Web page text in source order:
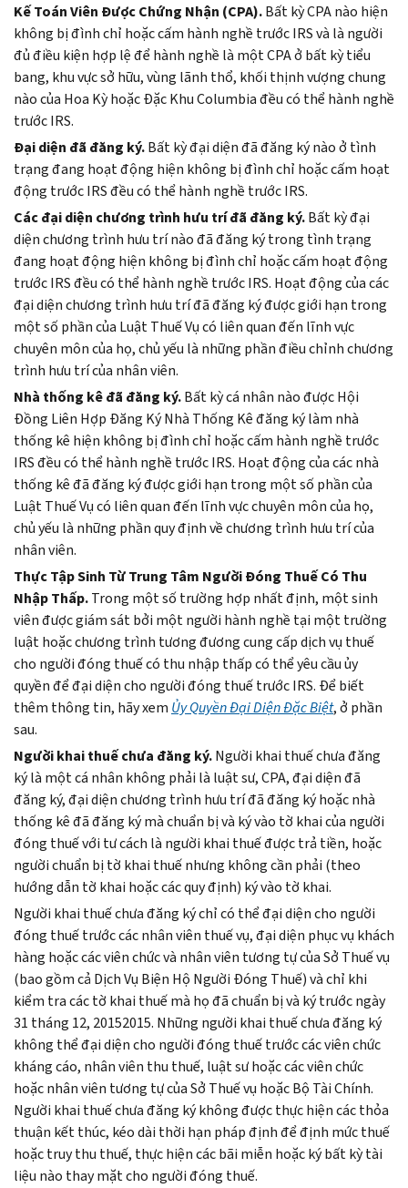
Kế Toán Viên Được Chứng Nhận (CPA).Bất kỳ CPA nào hiện
không bị đình chỉ hoặc cấm hành nghề trước IRS và là người
đủ điều kiện hợp lệ để hành nghề là một CPA ở bất kỳ tiểu
bang, khu vực sở hữu, vùng lãnh thổ, khối thịnh vượng chung
nào của Hoa Kỳ hoặc Đặc Khu Columbia đều có thể hành nghề
trước IRS.
Đại diện đã đăng ký.Bất kỳ đại diện đã đăng ký nào ở tình
trạng đang hoạt động hiện không bị đình chỉ hoặc cấm hoạt
động trước IRS đều có thể hành nghề trước IRS.
Các đại diện chương trình hưu trí đã đăng ký.Bất kỳ đại
diện chương trình hưu trí nào đã đăng ký trong tình trạng
đang hoạt động hiện không bị đình chỉ hoặc cấm hoạt động
trước IRS đều có thể hành nghề trước IRS. Hoạt động của các
đại diện chương trình hưu trí đã đăng ký được giới hạn trong
một số phần của Luật Thuế Vụ có liên quan đến lĩnh vực
chuyên môn của họ, chủ yếu là những phần điều chỉnh chương
trình hưu trí của nhân viên.
Nhà thống kê đã đăng ký.Bất kỳ cá nhân nào được Hội
Đồng Liên Hợp Đăng Ký Nhà Thống Kê đăng ký làm nhà
thống kê hiện không bị đình chỉ hoặc cấm hành nghề trước
IRS đều có thể hành nghề trước IRS. Hoạt động của các nhà
thống kê đã đăng ký được giới hạn trong một số phần của
Luật Thuế Vụ có liên quan đến lĩnh vực chuyên môn của họ,
chủ yếu là những phần quy định về chương trình hưu trí của
nhân viên.
Thực Tập Sinh Từ Trung Tâm Người Đóng Thuế Có Thu
Nhập Thấp.Trong một số trường hợp nhất định, một sinh
viên được giám sát bởi một người hành nghề tại một trường
luật hoặc chương trình tương đương cung cấp dịch vụ thuế
cho người đóng thuế có thu nhập thấp có thể yêu cầu ủy
quyền để đại diện cho người đóng thuế trước IRS. Để biết
thêm thông tin, hãy xem Ủy Quyền Đại Diện Đặc Biệt, ở phần
sau.
Người khai thuế chưa đăng ký.Người khai thuế chưa đăng
ký là một cá nhân không phải là luật sư, CPA, đại diện đã
đăng ký, đại diện chương trình hưu trí đã đăng ký hoặc nhà
thống kê đã đăng ký mà chuẩn bị và ký vào tờ khai của người
đóng thuế với tư cách là người khai thuế được trả tiền, hoặc
người chuẩn bị tờ khai thuế nhưng không cần phải (theo
hướng dẫn tờ khai hoặc các quy định) ký vào tờ khai.
Người khai thuế chưa đăng ký chỉ có thể đại diện cho người
đóng thuế trước các nhân viên thuế vụ, đại diện phục vụ khách
hàng hoặc các viên chức và nhân viên tương tự của Sở Thuế vụ
(bao gồm cả Dịch Vụ Biện Hộ Người Đóng Thuế) và chỉ khi
kiểm tra các tờ khai thuế mà họ đã chuẩn bị và ký trước ngày
31 tháng 12, 20152015. Những người khai thuế chưa đăng ký
không thể đại diện cho người đóng thuế trước các viên chức
kháng cáo, nhân viên thu thuế, luật sư hoặc các viên chức
hoặc nhân viên tương tự của Sở Thuế vụ hoặc Bộ Tài Chính.
Người khai thuế chưa đăng ký không được thực hiện các thỏa
thuận kết thúc, kéo dài thời hạn pháp định để định mức thuế
hoặc truy thu thuế, thực hiện các bãi miễn hoặc ký bất kỳ tài
liệu nào thay mặt cho người đóng thuế.